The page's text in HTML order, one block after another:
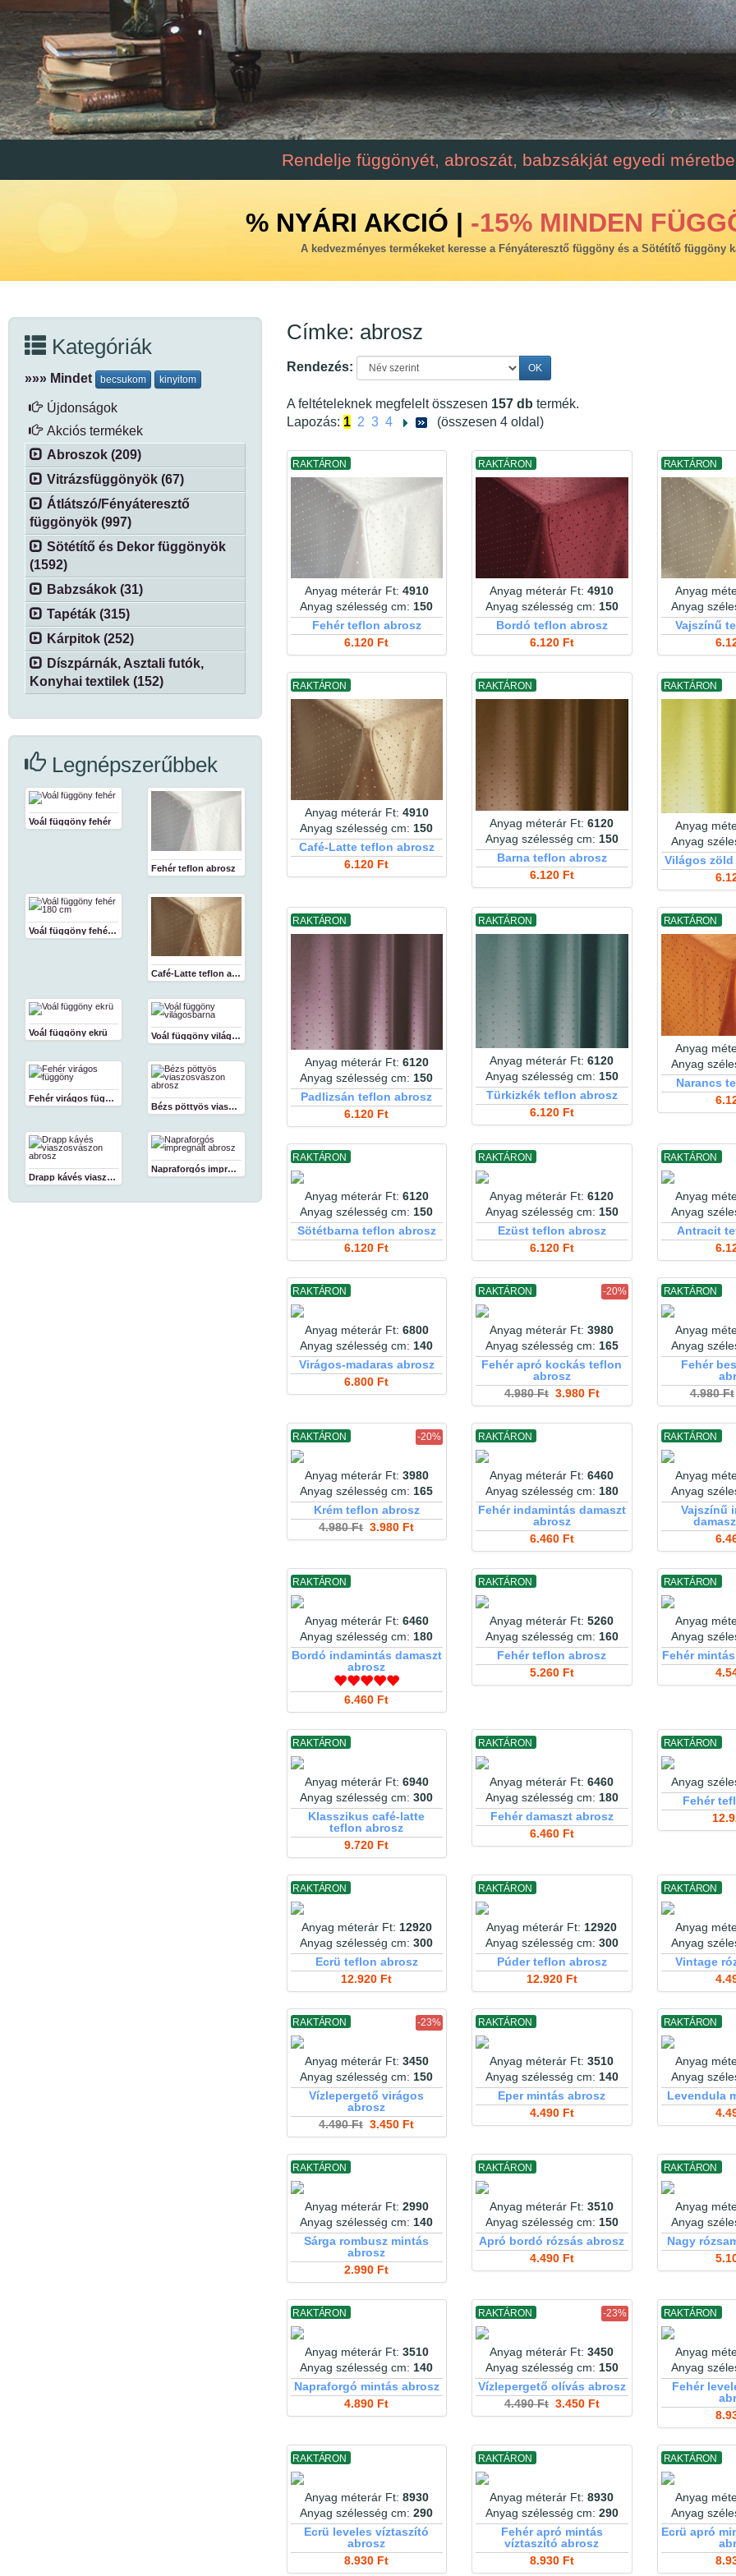
Rendelje függönyét, abroszát, babzsákját egyedi
% NYÁRI AKCIÓ | -15% MINDEN
A kedvezményes termékeket keresse a Fényáteresztő függöny és a Sötétítő függöny
Kategóriák
»»» Mindet becsukom kinyitom
Újdonságok
Akciós termékek
Abroszok (209)
Vitrázsfüggönyök (67)
Átlátszó/Fényáteresztő
függönyök (997)
Sötétítő és Dekor függönyök
(1592)
Babzsákok (31)
Tapéták (315)
Kárpitok (252)
Díszpárnák, Asztali futók,
Konyhai textilek (152)
Legnépszerűbbek
Voál függöny fehér
Fehér teflon abrosz
Voál függöny fehér 180 cm
Café-Latte teflon abrosz
Voál függöny ekrü Voál függöny világosbarna
Fehér virágos függöny
Bézs pöttyös viaszosvászon abrosz
Drapp kávés viaszosvászon abrosz
Napraforgós impregnált abrosz
Címke: abrosz
Rendezés: OK
A feltételeknek megfelelt összesen 157 db termék.
Lapozás: 1 2 3 4 (összesen 4 oldal)
RAKTÁRON
Anyag méterár Ft: 4910
Anyag szélesség cm: 150
Fehér teflon abrosz
6.120 Ft
RAKTÁRON
Anyag méterár Ft:4910
Anyag szélesség cm: 150
Bordó teflon abrosz
6.120 Ft
RAKTÁRON
Anyag
Anyag
Vajszínű
RAKTÁRON
Anyag méterár Ft: 4910
Anyag szélesség cm:150
Café-Latte teflon abrosz
6.120 Ft
RAKTÁRON
Anyag méterár Ft:6120
Anyag szélesség cm: 150
Barna teflon abrosz
6.120 Ft
RAKTÁRON
Anyag
Anyag
Világos
RAKTÁRON
Anyag méterár Ft: 6120
Anyag szélesség cm:150
Padlizsán teflon abrosz
6.120 Ft
RAKTÁRON
Anyag méterár Ft:6120
Anyag szélesség cm: 150
Türkizkék teflon abrosz
6.120 Ft
RAKTÁRON
Anyag
Anyag
Narancs
RAKTÁRON
Anyag méterár Ft: 6120
Anyag szélesség cm:150
Sötétbarna teflon abrosz
6.120 Ft
RAKTÁRON
Anyag méterár Ft:6120
Anyag szélesség cm: 150
Ezüst teflon abrosz
6.120 Ft
RAKTÁRON
Anyag
Anyag
Antracit
RAKTÁRON
Anyag méterár Ft: 6800
Anyag szélesség cm:140
Virágos-madaras abrosz
6.800 Ft
RAKTÁRON -20%
Anyag méterár Ft:3980
Anyag szélesség cm: 165
Fehér apró kockás teflon
abrosz
4.980 Ft3.980 Ft
RAKTÁRON
Anyag
Anyag
Fehér
4.980 Ft
RAKTÁRON -20%
Anyag méterár Ft: 3980
Anyag szélesség cm:165
Krém teflon abrosz
4.980 Ft3.980 Ft
RAKTÁRON
Anyag méterár Ft:6460
Anyag szélesség cm: 180
Fehér indamintás damaszt
abrosz
6.460 Ft
RAKTÁRON
Anyag
Anyag
Vajszínű
RAKTÁRON
Anyag méterár Ft: 6460
Anyag szélesség cm:180
Bordó indamintás damaszt
abrosz
6.460 Ft
RAKTÁRON
Anyag méterár Ft:5260
Anyag szélesség cm: 160
Fehér teflon abrosz
5.260 Ft
RAKTÁRON
Anyag
Anyag
Fehér
RAKTÁRON
Anyag méterár Ft: 6940
Anyag szélesség cm:300
Klasszikus café-latte
teflon abrosz
9.720 Ft
RAKTÁRON
Anyag méterár Ft:6460
Anyag szélesség cm: 180
Fehér damaszt abrosz
6.460 Ft
RAKTÁRON
Anyag
Fehér
RAKTÁRON
Anyag méterár Ft: 12920
Anyag szélesség cm:300
Ecrü teflon abrosz
12.920 Ft
RAKTÁRON
Anyag méterár Ft:12920
Anyag szélesség cm: 300
Púder teflon abrosz
12.920 Ft
RAKTÁRON
Anyag
Anyag
Vintage
RAKTÁRON -23%
Anyag méterár Ft: 3450
Anyag szélesség cm:150
Vízlepergető virágos
abrosz
4.490 Ft3.450 Ft
RAKTÁRON
Anyag méterár Ft:3510
Anyag szélesség cm: 140
Eper mintás abrosz
4.490 Ft
RAKTÁRON
Anyag
Anyag
Levendula
RAKTÁRON
Anyag méterár Ft: 2990
Anyag szélesség cm:140
Sárga rombusz mintás
abrosz
2.990 Ft
RAKTÁRON
Anyag méterár Ft:3510
Anyag szélesség cm: 150
Apró bordó rózsás abrosz
4.490 Ft
RAKTÁRON
Anyag
Anyag
Nagy
RAKTÁRON
Anyag méterár Ft: 3510
Anyag szélesség cm:140
Napraforgó mintás abrosz
4.890 Ft
RAKTÁRON -23%
Anyag méterár Ft:3450
Anyag szélesség cm: 150
Vízlepergető olívás abrosz
4.490 Ft3.450 Ft
RAKTÁRON
Anyag
Anyag
Fehér
RAKTÁRON
Anyag méterár Ft: 8930
Anyag szélesség cm:290
Ecrü leveles víztaszító
abrosz
8.930 Ft
RAKTÁRON
Anyag méterár Ft:8930
Anyag szélesség cm: 290
Fehér apró mintás
víztaszító abrosz
8.930 Ft
RAKTÁRON
Anyag
Anyag
Ecrü apró